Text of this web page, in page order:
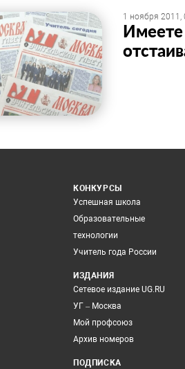
1 ноября 2011,
Имеете
КОНКУРСЫ
Успешная школа
Образовательные
технологии
Учитель года России
ИЗДАНИЯ
Сетевое издание UG.RU
УГ – Москва
Мой профсоюз
Архив номеров
ПОДПИСКА